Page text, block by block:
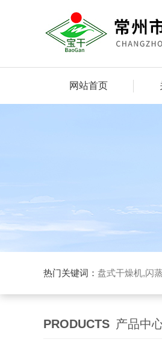
网站首页
热门关键词： 盘式干燥机,闪
PRODUCTS 产品中